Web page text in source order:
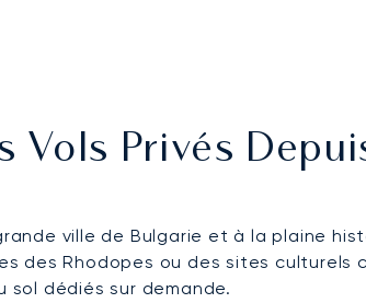
Privés
ville de Bulgarie et à la plaine
des Rhodopes ou des sites culturels
dédiés sur demande.